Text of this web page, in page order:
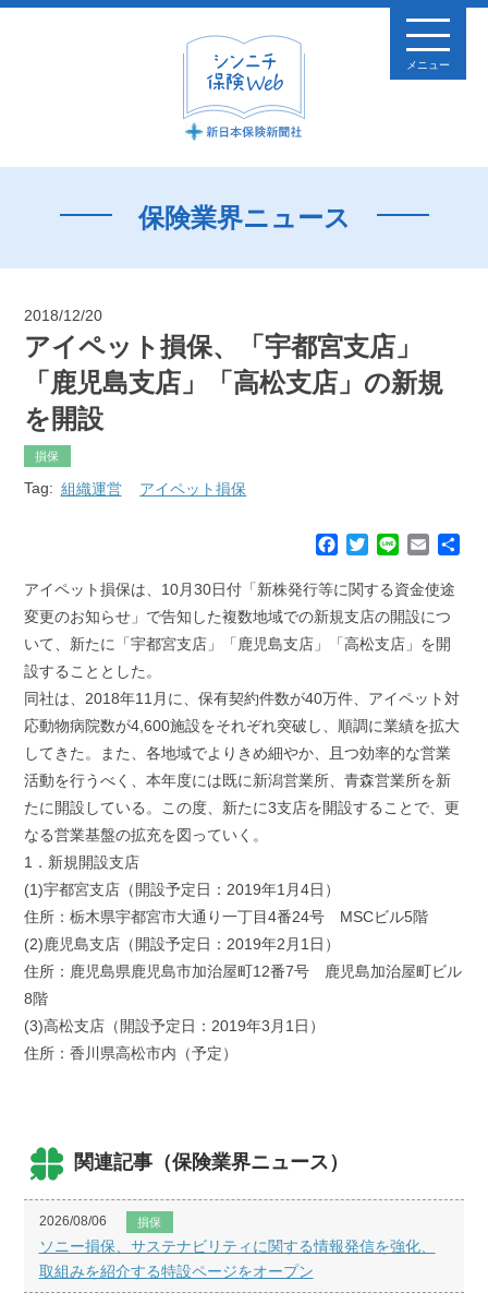
メニュー
保険業界ニュース
2018/12/20
アイペット損保、「宇都宮支店」
「鹿児島支店」「高松支店」の新規
を開設
損保
Tag: 組織運営 アイペット損保
c
e
o
k
T
i
t
e
n
e
E
a
i
アイペット損保は、10月30日付「新株発行等に関する資金使途
変更のお知らせ」で告知した複数地域での新規支店の開設につ
いて、新たに「宇都宮支店」「鹿児島支店」「高松支店」を開
設することとした。
同社は、2018年11月に、保有契約件数が40万件、アイペット対
応動物病院数が4,600施設をそれぞれ突破し、順調に業績を拡大
してきた。また、各地域でよりきめ細やか、且つ効率的な営業
活動を行うべく、本年度には既に新潟営業所、青森営業所を新
たに開設している。この度、新たに3支店を開設することで、更
なる営業基盤の拡充を図っていく。
1．新規開設支店
(1)宇都宮支店（開設予定日：2019年1月4日）
住所：栃木県宇都宮市大通り一丁目4番24号 MSCビル5階
(2)鹿児島支店（開設予定日：2019年2月1日）
住所：鹿児島県鹿児島市加治屋町12番7号 鹿児島加治屋町ビル
8階
(3)高松支店（開設予定日：2019年3月1日）
住所：香川県高松市内（予定）
関連記事（保険業界ニュース）
2026/08/06 損保
ソニー損保、サステナビリティに関する情報発信を強化、
取組みを紹介する特設ページをオープン